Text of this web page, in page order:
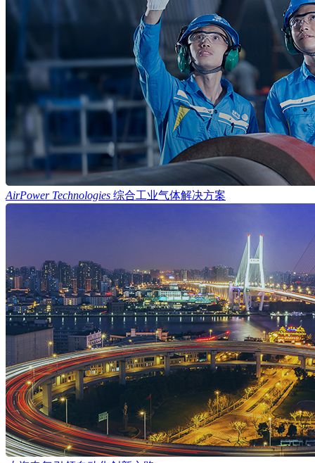
AirPower Technologies 综合工业气体解决方案